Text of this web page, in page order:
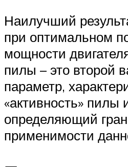
Наилучший
при оптимальном
мощности
пилы – это второй
параметр,
«активность» пилы
определяющий
применимости